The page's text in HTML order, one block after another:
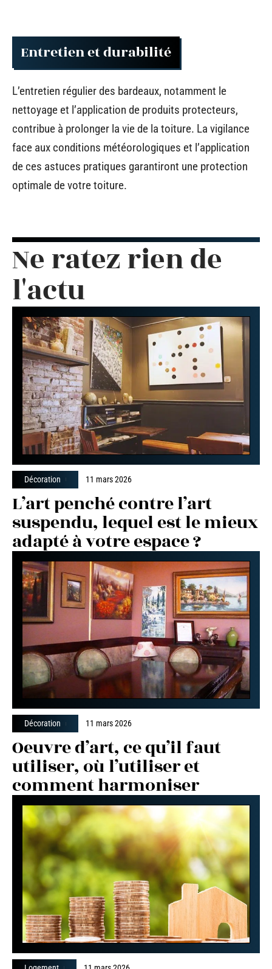
Entretien et durabilité
L’entretien régulier des bardeaux, notamment le
nettoyage et l’application de produits protecteurs,
contribue à prolonger la vie de la toiture. La vigilance
face aux conditions météorologiques et l’application
de ces astuces pratiques garantiront une protection
optimale de votre toiture.
Ne ratez rien de
l'actu
Décoration 11 mars 2026
L’art penché contre l’art
suspendu, lequel est le mieux
adapté à votre espace ?
Décoration 11 mars 2026
Oeuvre d’art, ce qu’il faut
utiliser, où l’utiliser et
comment harmoniser